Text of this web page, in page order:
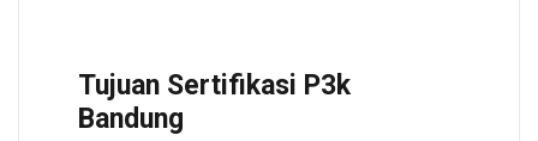
Tujuan Sertifikasi P3k
Bandung